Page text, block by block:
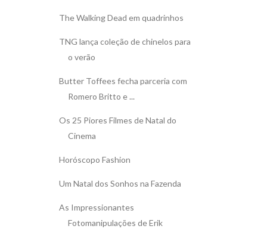
The Walking Dead em quadrinhos
TNG lança coleção de chinelos para
o verão
Butter Toffees fecha parceria com
Romero Britto e ...
Os 25 Piores Filmes de Natal do
Cinema
Horóscopo Fashion
Um Natal dos Sonhos na Fazenda
As Impressionantes
Fotomanipulações de Erik